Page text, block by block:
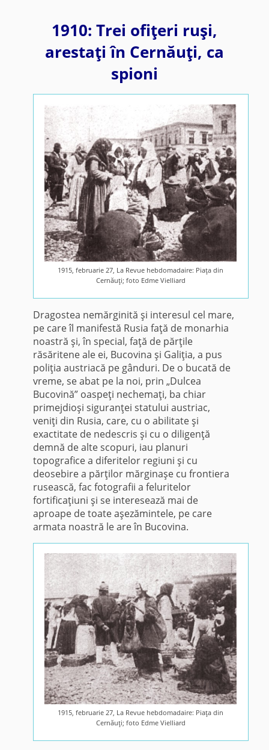
1910: Trei ofiţeri ruşi,
arestaţi în Cernăuţi, ca
spioni
1915, februarie 27, La Revue hebdomadaire: Piaţa din
Cernăuţi; foto Edme Vielliard
Dragostea nemărginită şi intere­sul cel mare,
pe care îl manifestă Rusia faţă de monarhia
noastră şi, în special, faţă de părţile
răsăritene ale ei, Buco­vina şi Galiţia, a pus
poliţia austriacă pe gânduri. De o bucată de
vreme, se abat pe la noi, prin „Dulcea
Bucovină” oaspeţi nechemaţi, ba chiar
primejdioşi siguranţei statului austriac,
veniţi din Rusia, care, cu o abilitate şi
exactitate de nedescris şi cu o diligenţă
demnă de alte scopuri, iau pla­nuri
topografice a diferitelor regiuni şi cu
deosebire a părţilor mărginaşe cu frontiera
rusească, fac fotografii a feluritelor
fortificaţiuni şi se interesează mai de
aproape de toate aşezămintele, pe care
armata noastră le are în Bucovina.
1915, februarie 27, La Revue hebdomadaire: Piaţa din
Cernăuţi; foto Edme Vielliard